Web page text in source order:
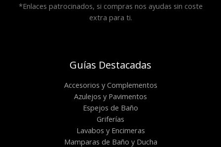
*Enlaces patrocinados, si compras nos ayudas sin coste
extra para ti.
Guías Destacadas
Accesorios y Complementos
Azulejos y Pavimentos
Espejos de Baño
Griferías
Lavabos y Encimeras
Mamparas de Baño y Ducha